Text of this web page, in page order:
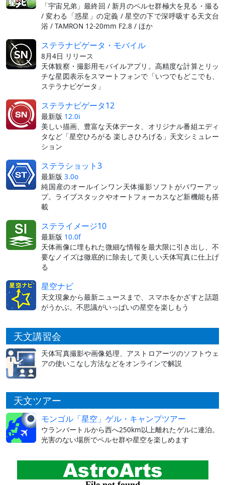
「宇宙兄弟」最終回 / 新月のペルセ群極大を見る・撮る
/ 変わる「惑星」の定義 / 星空の下で深呼吸する天文台
浴 / TAMRON 12-20mm F2.8 / ほか
ステラナビゲータ・モバイル
8月4日 リリース
天体観察・撮影用モバイルアプリ。高精度な計算とリッ
チな星図表示をスマートフォンで「いつでもどこでも、
ステラナビゲータ」
ステラナビゲータ12
最新版 12.0i
美しい描画、豊富な天体データ、オリジナル番組エディ
タなど「星空ひろがる 楽しさひろげる」天文シミュレー
ション
ステラショット3
最新版 3.0o
純国産のオールインワン天体撮影ソフトがパワーアッ
プ。ライブスタックやオートフォーカスなど新機能も搭
載
ステライメージ10
最新版 10.0f
天体画像に埋もれた微細な情報を最大限に引き出し、不
要なノイズは徹底的に除去して美しい天体写真に仕上げ
る
星空ナビ
天文現象から最新ニュースまで、スマホをかざすと話題
がうかぶ。不思議がいっぱいの星空を楽しもう
天文講習会
天体写真撮影や画像処理、アストロアーツのソフトウェ
アの使いこなし方法などをオンラインで解説
天文ツアー
モンゴル「星空」ゲル・キャンプツアー
ウランバートルから西へ250km以上離れたゲルに連泊。
光害のない場所でペルセ群や星空を楽しめます